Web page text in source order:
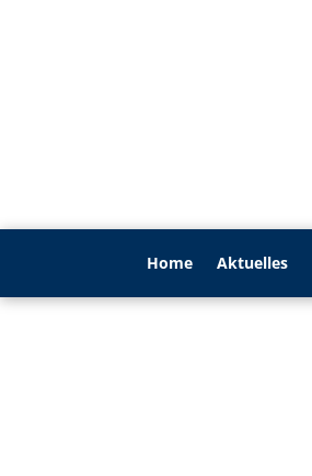
Home Aktu­elles